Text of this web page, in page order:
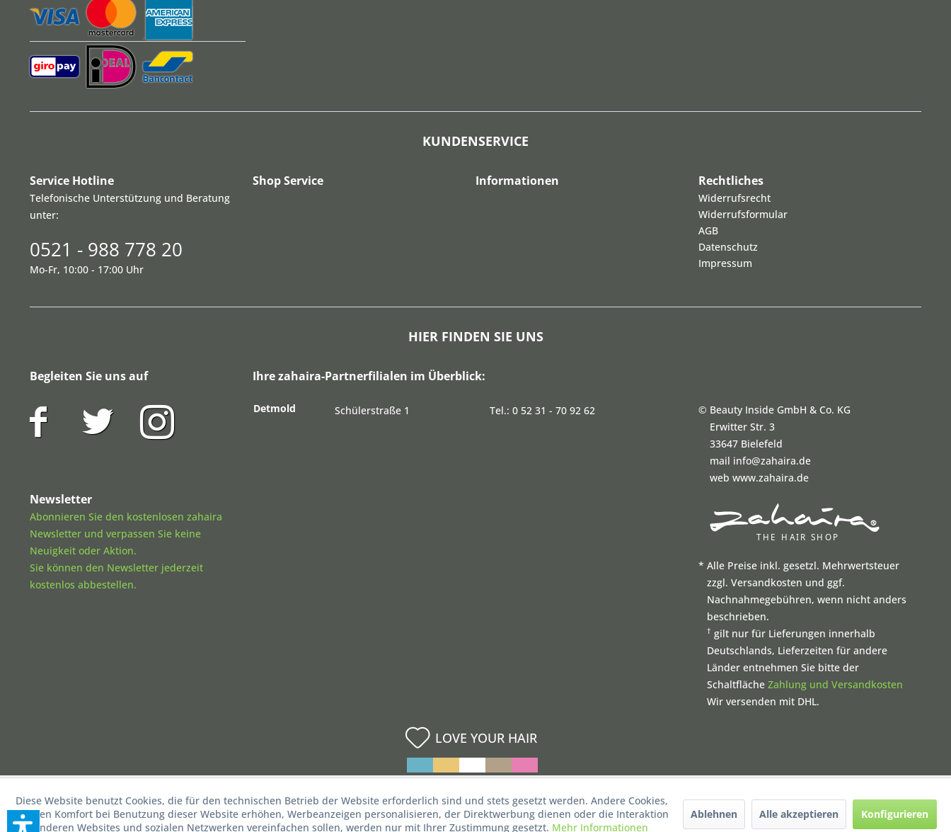
KUNDENSERVICE
Service Hotline
Telefonische Unterstützung und Beratung
unter:
0521 - 988 778 20
Mo-Fr, 10:00 - 17:00 Uhr
Shop Service Informationen Rechtliches
Widerrufsrecht
Widerrufsformular
AGB
Datenschutz
Impressum
HIER FINDEN SIE UNS
Begleiten Sie uns auf
Newsletter
Abonnieren Sie den kostenlosen zahaira
Newsletter und verpassen Sie keine
Neuigkeit oder Aktion.
Sie können den Newsletter jederzeit
kostenlos abbestellen.
Ihre zahaira-Partnerfilialen im Überblick:
Detmold Schülerstraße 1 Tel.: 0 52 31 - 70 92 62 © Beauty Inside GmbH & Co. KG
Erwitter Str. 3
33647 Bielefeld
mail info@zahaira.de
web www.zahaira.de
* Alle Preise inkl. gesetzl. Mehrwertsteuer
zzgl. Versandkosten und ggf.
Nachnahmegebühren, wenn nicht anders
beschrieben.
† gilt nur für Lieferungen innerhalb
Deutschlands, Lieferzeiten für andere
Länder entnehmen Sie bitte der
Schaltfläche Zahlung und Versandkosten
Wir versenden mit DHL.
LOVE YOUR HAIR
Diese Website benutzt Cookies, die für den technischen Betrieb der Website erforderlich sind und stets gesetzt werden. Andere Cookies,
die den Komfort bei Benutzung dieser Website erhöhen, Werbeanzeigen personalisieren, der Direktwerbung dienen oder die Interaktion
mit anderen Websites und sozialen Netzwerken vereinfachen sollen, werden nur mit Ihrer Zustimmung gesetzt. Mehr Informationen
Ablehnen Alle akzeptieren Konfigurieren